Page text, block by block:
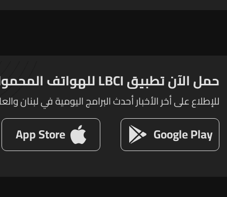
حمل الآن تطبيق LBCI للهواتف المحمولة
للإطلاع على أخر الأخبار أحدث البرامج اليومية في لبنان
Google Play
App Store